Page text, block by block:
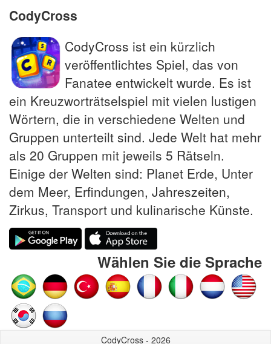
CodyCross
CodyCross ist ein kürzlich
veröffentlichtes Spiel, das von
Fanatee entwickelt wurde. Es ist
ein Kreuzworträtselspiel mit vielen lustigen
Wörtern, die in verschiedene Welten und
Gruppen unterteilt sind. Jede Welt hat mehr
als 20 Gruppen mit jeweils 5 Rätseln.
Einige der Welten sind: Planet Erde, Unter
dem Meer, Erfindungen, Jahreszeiten,
Zirkus, Transport und kulinarische Künste.
Wählen Sie die Sprache
CodyCross - 2026